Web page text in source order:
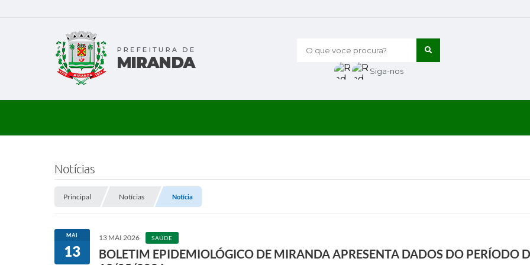
O que voce procura?
Siga-nos
Notícias
Principal Notícias Notícia
MAI
13
13 MAI 2026 SAÚDE
BOLETIM EPIDEMIOLÓGICO DE MIRANDA APRESENTA DADOS DO PERÍODO